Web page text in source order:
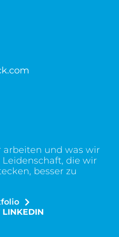
arbeiten und was wir
die wir
besser zu
LINKEDIN